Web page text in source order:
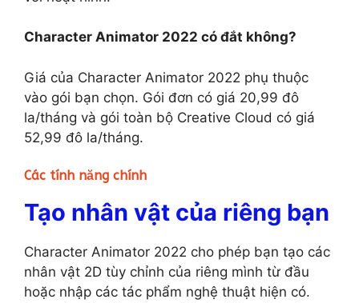
Character Animator 2022 có đắt không?
Giá của Character Animator 2022 phụ thuộc
vào gói bạn chọn. Gói đơn có giá 20,99 đô
la/tháng và gói toàn bộ Creative Cloud có giá
52,99 đô la/tháng.
Các tính năng chính
Tạo nhân vật của riêng bạn
Character Animator 2022 cho phép bạn tạo các
nhân vật 2D tùy chỉnh của riêng mình từ đầu
hoặc nhập các tác phẩm nghệ thuật hiện có.